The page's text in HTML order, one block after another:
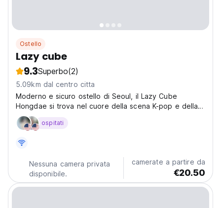
Ostello
Lazy cube
9.3Superbo(2)
5.09km dal centro citta
Moderno e sicuro ostello di Seoul, il Lazy Cube
Hongdae si trova nel cuore della scena K-pop e della
vita notturna della città. Una base perfetta per chi
viaggia da solo vicino ai principali mezzi di trasporto.
ospitati
Nessuna camera privata
disponibile.
camerate a partire da
€20.50